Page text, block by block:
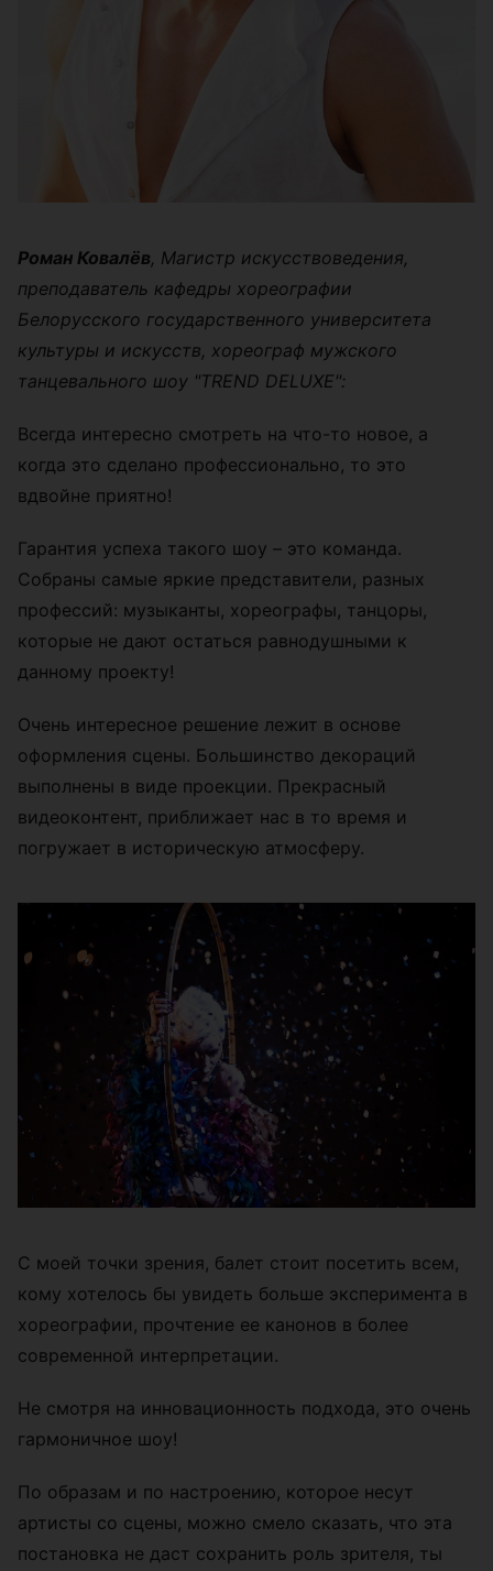
Роман Ковалёв, Магистр искусствоведения,
преподаватель кафедры хореографии
Белорусского государственного университета
культуры и искусств, хореограф мужского
танцевального шоу "TREND DELUXE":
Всегда интересно смотреть на что-то новое, а
когда это сделано профессионально, то это
вдвойне приятно!
Гарантия успеха такого шоу – это команда.
Собраны самые яркие представители, разных
профессий: музыканты, хореографы, танцоры,
которые не дают остаться равнодушными к
данному проекту!
Очень интересное решение лежит в основе
оформления сцены. Большинство декораций
выполнены в виде проекции. Прекрасный
видеоконтент, приближает нас в то время и
погружает в историческую атмосферу.
С моей точки зрения, балет стоит посетить всем,
кому хотелось бы увидеть больше эксперимента в
хореографии, прочтение ее канонов в более
современной интерпретации.
Не смотря на инновационность подхода, это очень
гармоничное шоу!
По образам и по настроению, которое несут
артисты со сцены, можно смело сказать, что эта
постановка не даст сохранить роль зрителя, ты